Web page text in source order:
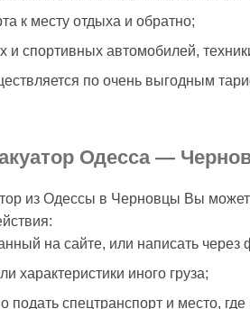
к месту отдыха и обратно;
и спортивных автомобилей,
по очень выгодным
Одесса —
из Одессы в Черновцы Вы
на сайте, или написать через
характеристики иного груза;
подать спецтранспорт и место,